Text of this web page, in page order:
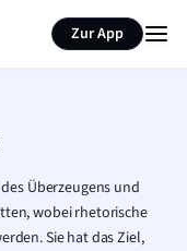
Zur App
Überzeugens und
wobei rhetorische
Sie hat das Ziel,
zusammenfassen